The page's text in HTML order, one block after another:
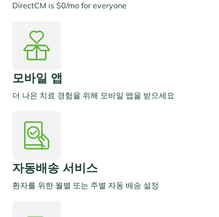
DirectCM is $0/mo for everyone
모바일 앱
더 나은 치료 경험을 위해 모바일 앱을 받으세요
자동배송 서비스
환자를 위한 월별 또는 주별 자동 배송 설정